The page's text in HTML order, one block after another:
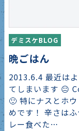
デミスケBLOG
晩ごはん
2013.6.4 最近は
てしまいます 😐
🙂 特にナスとホ
めです！ 辛さは
レー食べた…